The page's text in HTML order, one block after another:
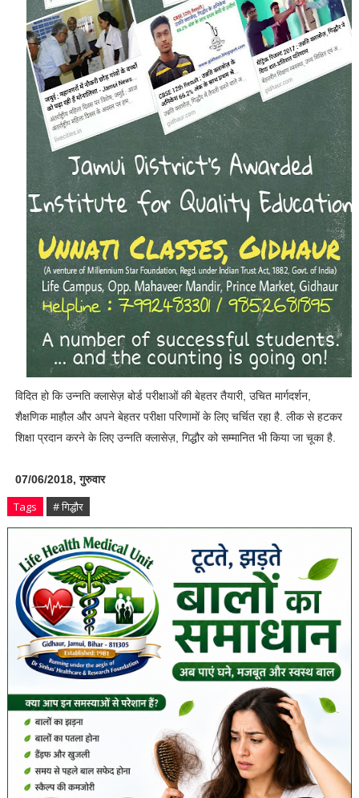
विदित हो कि उन्नति क्लासेज़ बोर्ड परीक्षाओं की बेहतर तैयारी, उचित मार्गदर्शन,
शैक्षणिक माहौल और अपने बेहतर परीक्षा परिणामों के लिए चर्चित रहा है. लीक से हटकर
शिक्षा प्रदान करने के लिए उन्नति क्लासेज़, गिद्धौर को सम्मानित भी किया जा चूका है.
07/06/2018, गुरुवार
Tags # गिद्धौर